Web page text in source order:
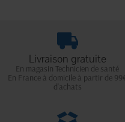
Livraison gratuite
En magasin Technicien de santé
En France à domicile à partir de 99€
d'achats